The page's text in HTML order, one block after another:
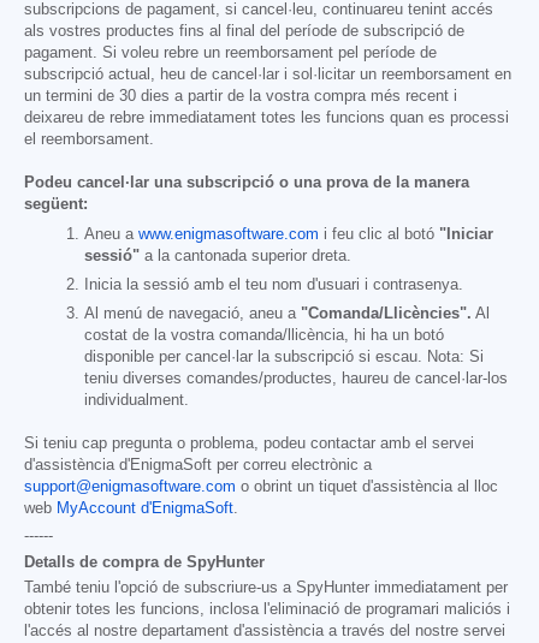
subscripcions de pagament, si cancel·leu, continuareu tenint accés
als vostres productes fins al final del període de subscripció de
pagament. Si voleu rebre un reemborsament pel període de
subscripció actual, heu de cancel·lar i sol·licitar un reemborsament en
un termini de 30 dies a partir de la vostra compra més recent i
deixareu de rebre immediatament totes les funcions quan es processi
el reemborsament.
Podeu cancel·lar una subscripció o una prova de la manera
següent:
Aneu a www.enigmasoftware.com i feu clic al botó "Iniciar
sessió" a la cantonada superior dreta.
Inicia la sessió amb el teu nom d'usuari i contrasenya.
Al menú de navegació, aneu a "Comanda/Llicències". Al
costat de la vostra comanda/llicència, hi ha un botó
disponible per cancel·lar la subscripció si escau. Nota: Si
teniu diverses comandes/productes, haureu de cancel·lar-los
individualment.
Si teniu cap pregunta o problema, podeu contactar amb el servei
d'assistència d'EnigmaSoft per correu electrònic a
support@enigmasoftware.com o obrint un tiquet d'assistència al lloc
web MyAccount d'EnigmaSoft.
------
Detalls de compra de SpyHunter
També teniu l'opció de subscriure-us a SpyHunter immediatament per
obtenir totes les funcions, inclosa l'eliminació de programari maliciós i
l'accés al nostre departament d'assistència a través del nostre servei